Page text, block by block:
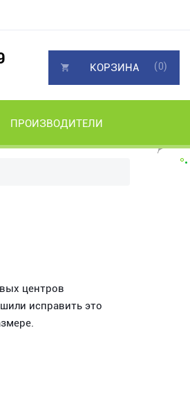
ПРОИЗВОДИТЕЛИ
КОРЗИНА (0)
центров
исправить это